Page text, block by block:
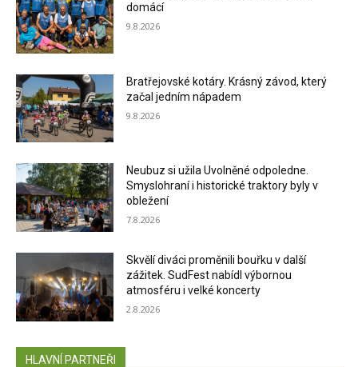
domácí
9.8.2026
Bratřejovské kotáry. Krásný závod, který
začal jedním nápadem
9.8.2026
Neubuz si užila Uvolněné odpoledne.
Smyslohraní i historické traktory byly v
obležení
7.8.2026
Skvělí diváci proměnili bouřku v další
zážitek. SudFest nabídl výbornou
atmosféru i velké koncerty
2.8.2026
HLAVNÍ PARTNEŘI